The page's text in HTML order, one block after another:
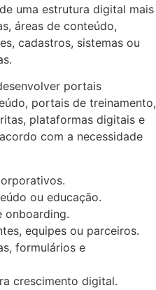
uma estrutura digital mais
áreas de conteúdo,
cadastros, sistemas ou
portais
portais de treinamento,
plataformas digitais e
com a necessidade
ou educação.
onboarding.
equipes ou parceiros.
formulários e
crescimento digital.